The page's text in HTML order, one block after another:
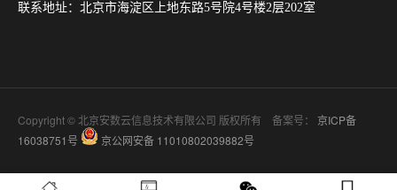
联系地址：北京市海淀区上地东路5号院4号楼2层202室
Copyright © 北京安数云信息技术有限公司 版权所有 备案号：
京ICP备
16038751号
京公网安备 11010802039882号